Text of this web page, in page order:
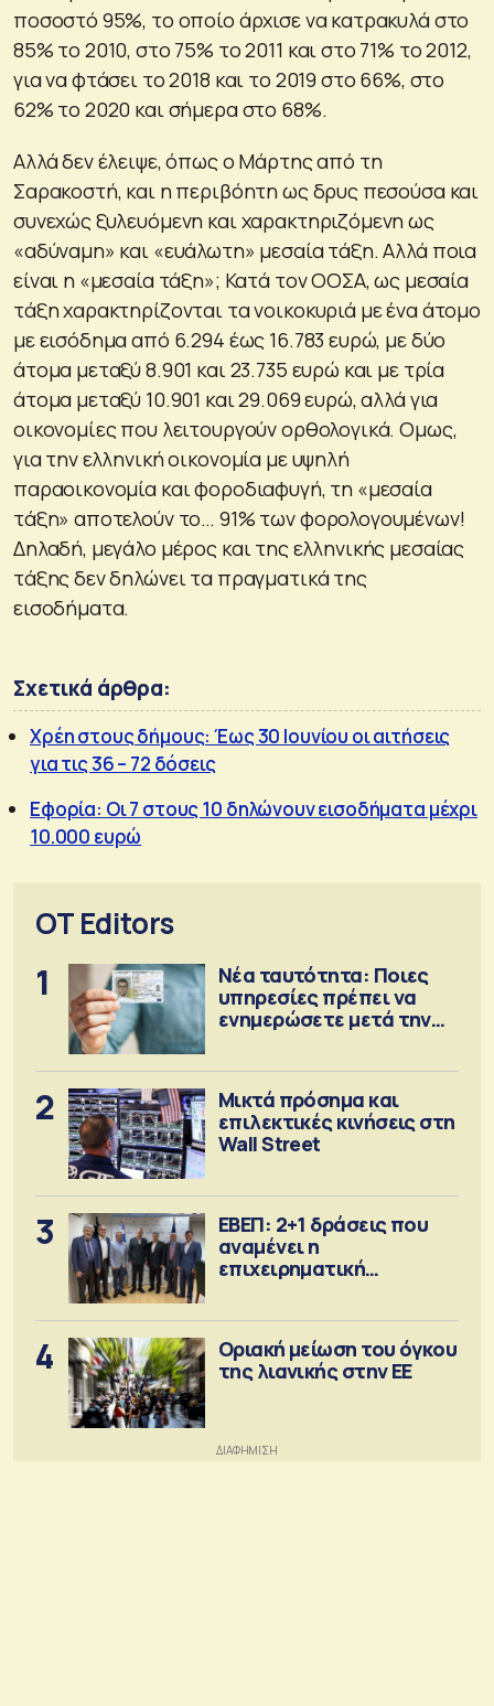
ποσοστό 95%, το οποίο άρχισε να κατρακυλά στο
85% το 2010, στο 75% το 2011 και στο 71% το 2012,
για να φτάσει το 2018 και το 2019 στο 66%, στο
62% το 2020 και σήμερα στο 68%.
Αλλά δεν έλειψε, όπως ο Μάρτης από τη
Σαρακοστή, και η περιβόητη ως δρυς πεσούσα και
συνεχώς ξυλευόμενη και χαρακτηριζόμενη ως
«αδύναμη» και «ευάλωτη» μεσαία τάξη. Αλλά ποια
είναι η «μεσαία τάξη»; Κατά τον ΟΟΣΑ, ως μεσαία
τάξη χαρακτηρίζονται τα νοικοκυριά με ένα άτομο
με εισόδημα από 6.294 έως 16.783 ευρώ, με δύο
άτομα μεταξύ 8.901 και 23.735 ευρώ και με τρία
άτομα μεταξύ 10.901 και 29.069 ευρώ, αλλά για
οικονομίες που λειτουργούν ορθολογικά. Ομως,
για την ελληνική οικονομία με υψηλή
παραοικονομία και φοροδιαφυγή, τη «μεσαία
τάξη» αποτελούν το… 91% των φορολογουμένων!
Δηλαδή, μεγάλο μέρος και της ελληνικής μεσαίας
τάξης δεν δηλώνει τα πραγματικά της
εισοδήματα.
Σχετικά άρθρα:
Χρέη στους δήμους: Έως 30 Ιουνίου οι αιτήσεις
για τις 36 – 72 δόσεις
Εφορία: Οι 7 στους 10 δηλώνουν εισοδήματα μέχρι
10.000 ευρώ
OT Editors
1
Νέα ταυτότητα: Ποιες
υπηρεσίες πρέπει να
ενημερώσετε μετά την
2
Μικτά πρόσημα και
επιλεκτικές κινήσεις στη
Wall Street
3
ΕΒΕΠ: 2+1 δράσεις που
αναμένει η
επιχειρηματική
4
Οριακή μείωση του όγκου
της λιανικής στην ΕΕ